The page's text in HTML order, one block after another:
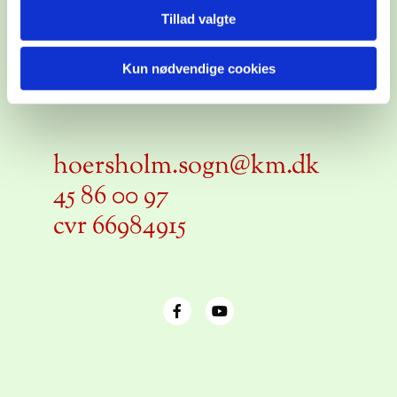
Tillad valgte
Kun nødvendige cookies
Hørsholm Kirke
Barakstien 2, 2970
Hørsholm
hoersholm.sogn@km.dk
45 86 00 97
cvr 66984915